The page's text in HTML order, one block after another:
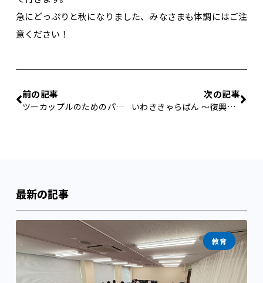
急にどっぷりと秋になりました、みなさまも体調にはご注
意ください！
前の記事
ツーカップルのためのパーティー
次の記事
いわききゃらばん 〜復興増税はどうなるのか？〜
最新の記事
教育